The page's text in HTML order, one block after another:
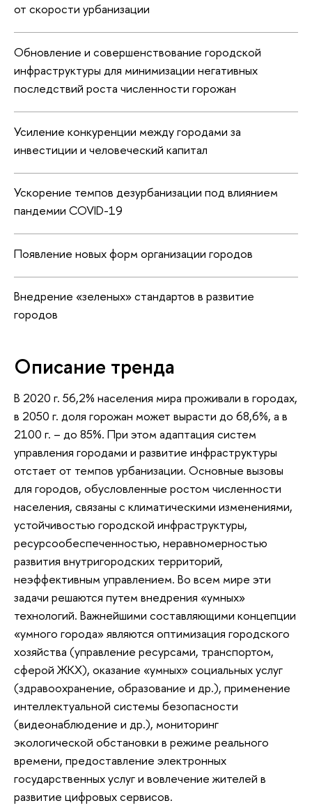
от скорости урбанизации
Обновление и совершенствование городской
инфраструктуры для минимизации негативных
последствий роста численности горожан
Усиление конкуренции между городами за
инвестиции и человеческий капитал
Ускорение темпов дезурбанизации под влиянием
пандемии COVID-19
Появление новых форм организации городов
Внедрение «зеленых» стандартов в развитие
городов
Описание тренда
В 2020 г. 56,2% населения мира проживали в городах,
в 2050 г. доля горожан может вырасти до 68,6%, а в
2100 г. – до 85%. При этом адаптация систем
управления городами и развитие инфраструктуры
отстает от темпов урбанизации. Основные вызовы
для городов, обусловленные ростом численности
населения, связаны с климатическими изменениями,
устойчивостью городской инфраструктуры,
ресурсообеспеченностью, неравномерностью
развития внутригородских территорий,
неэффективным управлением. Во всем мире эти
задачи решаются путем внедрения «умных»
технологий. Важнейшими составляющими концепции
«умного города» являются оптимизация городского
хозяйства (управление ресурсами, транспортом,
сферой ЖКХ), оказание «умных» социальных услуг
(здравоохранение, образование и др.), применение
интеллектуальной системы безопасности
(видеонаблюдение и др.), мониторинг
экологической обстановки в режиме реального
времени, предоставление электронных
государственных услуг и вовлечение жителей в
развитие цифровых сервисов.